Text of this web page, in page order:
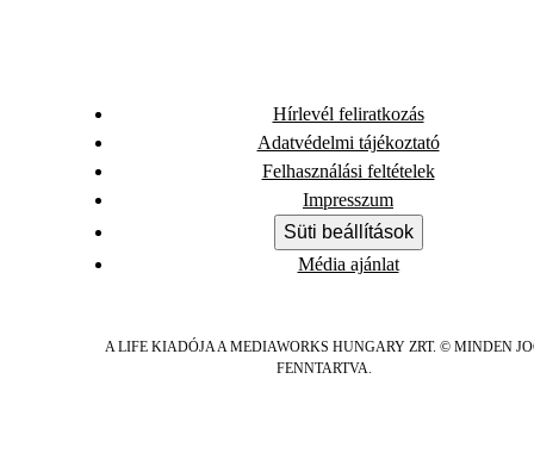
Hírlevél feliratkozás
Adatvédelmi tájékoztató
Felhasználási feltételek
Impresszum
Süti beállítások
Média ajánlat
A LIFE KIADÓJA A MEDIAWORKS HUNGARY ZRT. © MINDEN
FENNTARTVA.